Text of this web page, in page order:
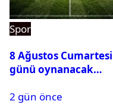
Spor
8 Ağustos Cumartesi
günü oynanacak
2 gün önce